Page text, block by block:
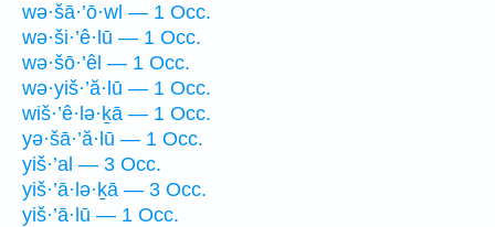
wə·šā·’ō·wl — 1 Occ.
wə·ši·’ê·lū — 1 Occ.
wə·šō·’êl — 1 Occ.
wə·yiš·’ă·lū — 1 Occ.
wiš·’ê·lə·ḵā — 1 Occ.
yə·šā·’ă·lū — 1 Occ.
yiš·’al — 3 Occ.
yiš·’ā·lə·ḵā — 3 Occ.
yiš·’ā·lū — 1 Occ.